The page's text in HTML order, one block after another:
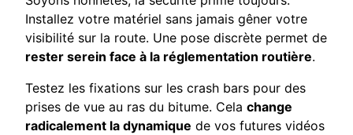
Installez votre matériel sans jamais gêner votre
visibilité sur la route. Une pose discrète permet de
rester serein face à la réglementation routière.
Testez les fixations sur les crash bars pour des
prises de vue au ras du bitume. Cela change
radicalement la dynamique de vos futures vidéos